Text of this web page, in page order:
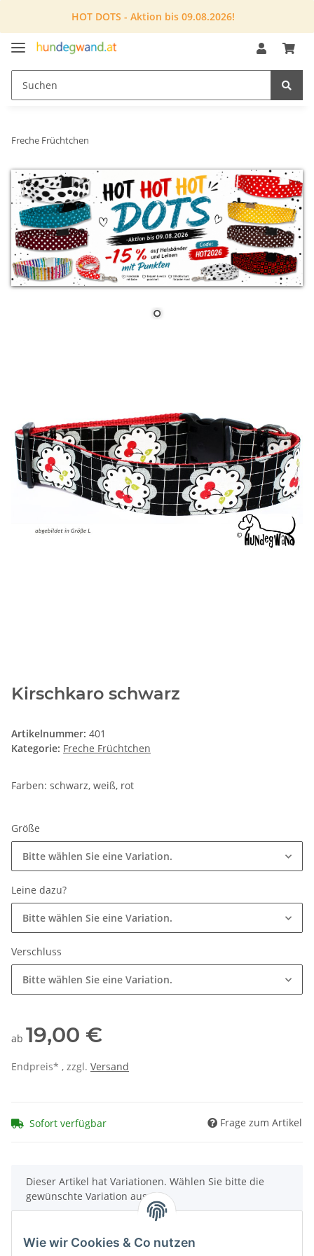
HOT DOTS - Aktion bis 09.08.2026!
Freche Früchtchen
Kirschkaro schwarz
Artikelnummer: 401
Kategorie: Freche Früchtchen
Farben: schwarz, weiß, rot
Größe
Bitte wählen Sie eine Variation.
Leine dazu?
Bitte wählen Sie eine Variation.
Verschluss
Bitte wählen Sie eine Variation.
ab 19,00 €
Endpreis* , zzgl. Versand
Sofort verfügbar Frage zum Artikel
x
Dieser Artikel hat Variationen. Wählen Sie bitte die
gewünschte Variation aus.
Wie wir Cookies & Co nutzen